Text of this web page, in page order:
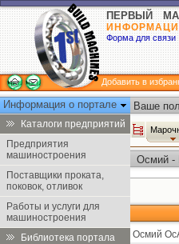
ПЕРВЫЙ
Форма для связи
Добавить в
Информация о портале
Каталоги предприятий
Предприятия
машиностроения
Поставщики проката,
поковок, отливок
Работы и услуги для
машиностроения
Библиотека портала
Ваше
Осмий -
Осмий